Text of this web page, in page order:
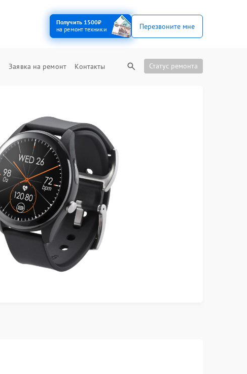
Получить 1500₽
на ремонт техники
Перезвоните мне
Заявка на ремонт Контакты Статус ремонта